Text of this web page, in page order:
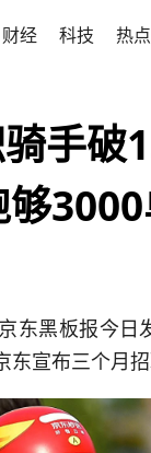
财经 科技 热点
手破
东黑板报今
宣布三个月